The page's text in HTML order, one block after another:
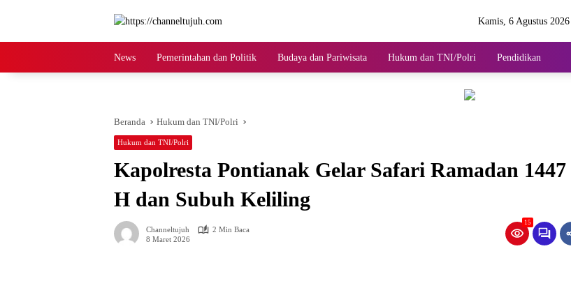
Kamis, 6 Agustus 2026
News Pemerintahan dan Politik Budaya dan Pariwisata Hukum dan TNI/Polri Pendidikan
Beranda Hukum dan TNI/Polri
Hukum dan TNI/Polri
Kapolresta Pontianak Gelar Safari Ramadan 1447
H dan Subuh Keliling
Channeltujuh
2 Min Baca
8 Maret 2026
15